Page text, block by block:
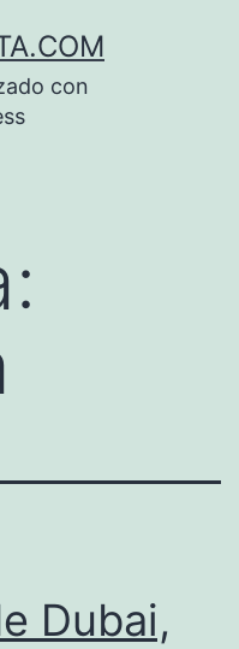
con
Dubai,